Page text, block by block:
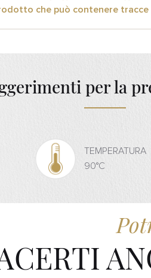
che può contenere
per la
TEMPERATURA
90°C